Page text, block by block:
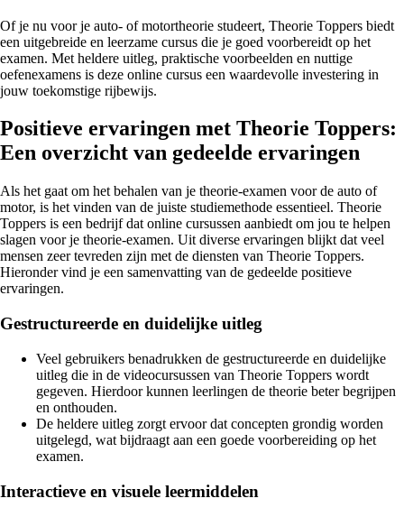
Of je nu voor je auto- of motortheorie studeert, Theorie Toppers biedt
een uitgebreide en leerzame cursus die je goed voorbereidt op het
examen. Met heldere uitleg, praktische voorbeelden en nuttige
oefenexamens is deze online cursus een waardevolle investering in
jouw toekomstige rijbewijs.
Positieve ervaringen met Theorie Toppers:
Een overzicht van gedeelde ervaringen
Als het gaat om het behalen van je theorie-examen voor de auto of
motor, is het vinden van de juiste studiemethode essentieel. Theorie
Toppers is een bedrijf dat online cursussen aanbiedt om jou te helpen
slagen voor je theorie-examen. Uit diverse ervaringen blijkt dat veel
mensen zeer tevreden zijn met de diensten van Theorie Toppers.
Hieronder vind je een samenvatting van de gedeelde positieve
ervaringen.
Gestructureerde en duidelijke uitleg
Veel gebruikers benadrukken de gestructureerde en duidelijke
uitleg die in de videocursussen van Theorie Toppers wordt
gegeven. Hierdoor kunnen leerlingen de theorie beter begrijpen
en onthouden.
De heldere uitleg zorgt ervoor dat concepten grondig worden
uitgelegd, wat bijdraagt aan een goede voorbereiding op het
examen.
Interactieve en visuele leermiddelen